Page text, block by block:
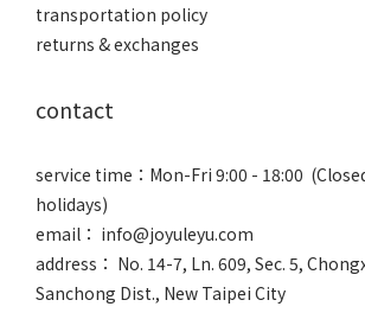
transportation policy
returns & exchanges
contact
service time：Mon-Fri 9:00 - 18:00
holidays)
email： info@joyuleyu.com
address： No. 14-7, Ln. 609, Sec. 5,
Sanchong Dist., New Taipei City